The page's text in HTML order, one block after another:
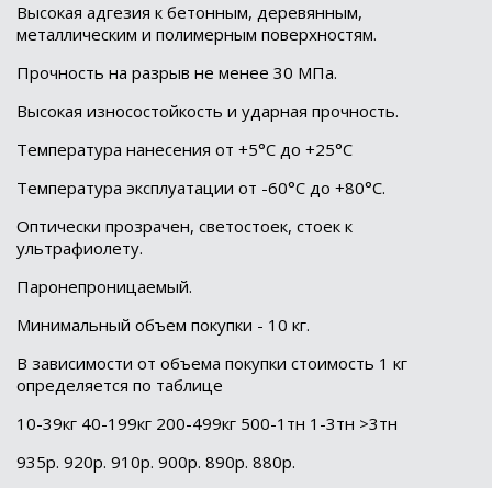
Высокая адгезия к бетонным, деревянным,
металлическим и полимерным поверхностям.
Прочность на разрыв не менее 30 МПа.
Высокая износостойкость и ударная прочность.
Температура нанесения от +5°С до +25°С
Температура эксплуатации от -60°С до +80°С.
Оптически прозрачен, светостоек, стоек к
ультрафиолету.
Паронепроницаемый.
Минимальный объем покупки - 10 кг.
В зависимости от объема покупки стоимость 1 кг
определяется по таблице
10-39кг 40-199кг 200-499кг 500-1тн 1-3тн >3тн
935р. 920р. 910р. 900р. 890р. 880р.